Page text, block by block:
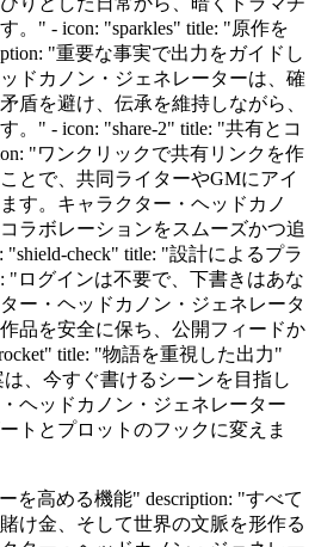
。" - icon: "sparkles" title: "原作を
"重要な事実で出力をガイドし
ドカノン・ジェネレーターは、確
盾を避け、伝承を維持しながら、
。" - icon: "share-2" title: "共有とコ
"ワンクリックで共有リンクを作
とで、共同ライターやGMにアイ
す。キャラクター・ヘッドカノ
ラボレーションをスムーズかつ追
check" title: "設計によるプラ
"ログインは不要で、下書きはあな
ー・ヘッドカノン・ジェネレータ
品を安全に保ち、公開フィードか
title: "物語を重視した出力"
は、今すぐ書けるシーンを目指し
ヘッドカノン・ジェネレーター
トとプロットのフックに変えま
を高める機能" description: "すべて
け金、そして世界の文脈を形作る